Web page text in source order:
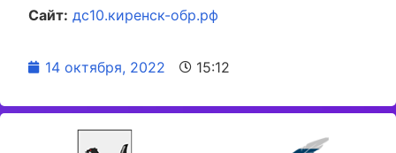
Сайт: дс10.киренск-обр.рф
14 октября, 2022 15:12